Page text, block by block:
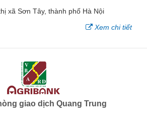
xã Sơn Tây, thành phố Hà Nội
Xem chi tiết
giao dịch Quang Trung